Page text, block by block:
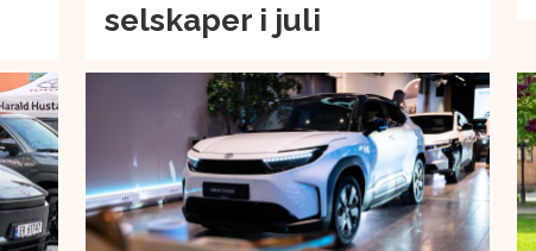
selskaper i juli